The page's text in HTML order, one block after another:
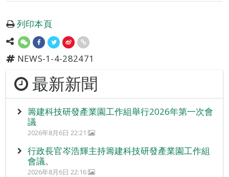
列印本頁
NEWS-1-4-282471
最新新聞
籌建科技研發產業園工作組舉行2026年第一次會
議
2026年8月6日 22:21
行政長官岑浩輝主持籌建科技研發產業園工作組
會議。
2026年8月6日 22:16